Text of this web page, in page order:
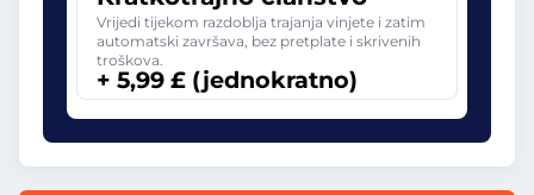
Vrijedi tijekom razdoblja trajanja vinjete i zatim
automatski završava, bez pretplate i skrivenih
troškova.
+ 5,99 £ (jednokratno)